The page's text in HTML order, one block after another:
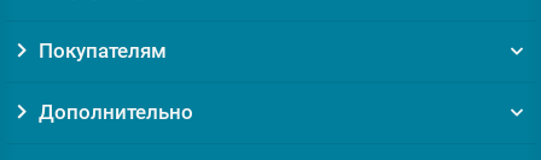
Покупателям
Дополнительно